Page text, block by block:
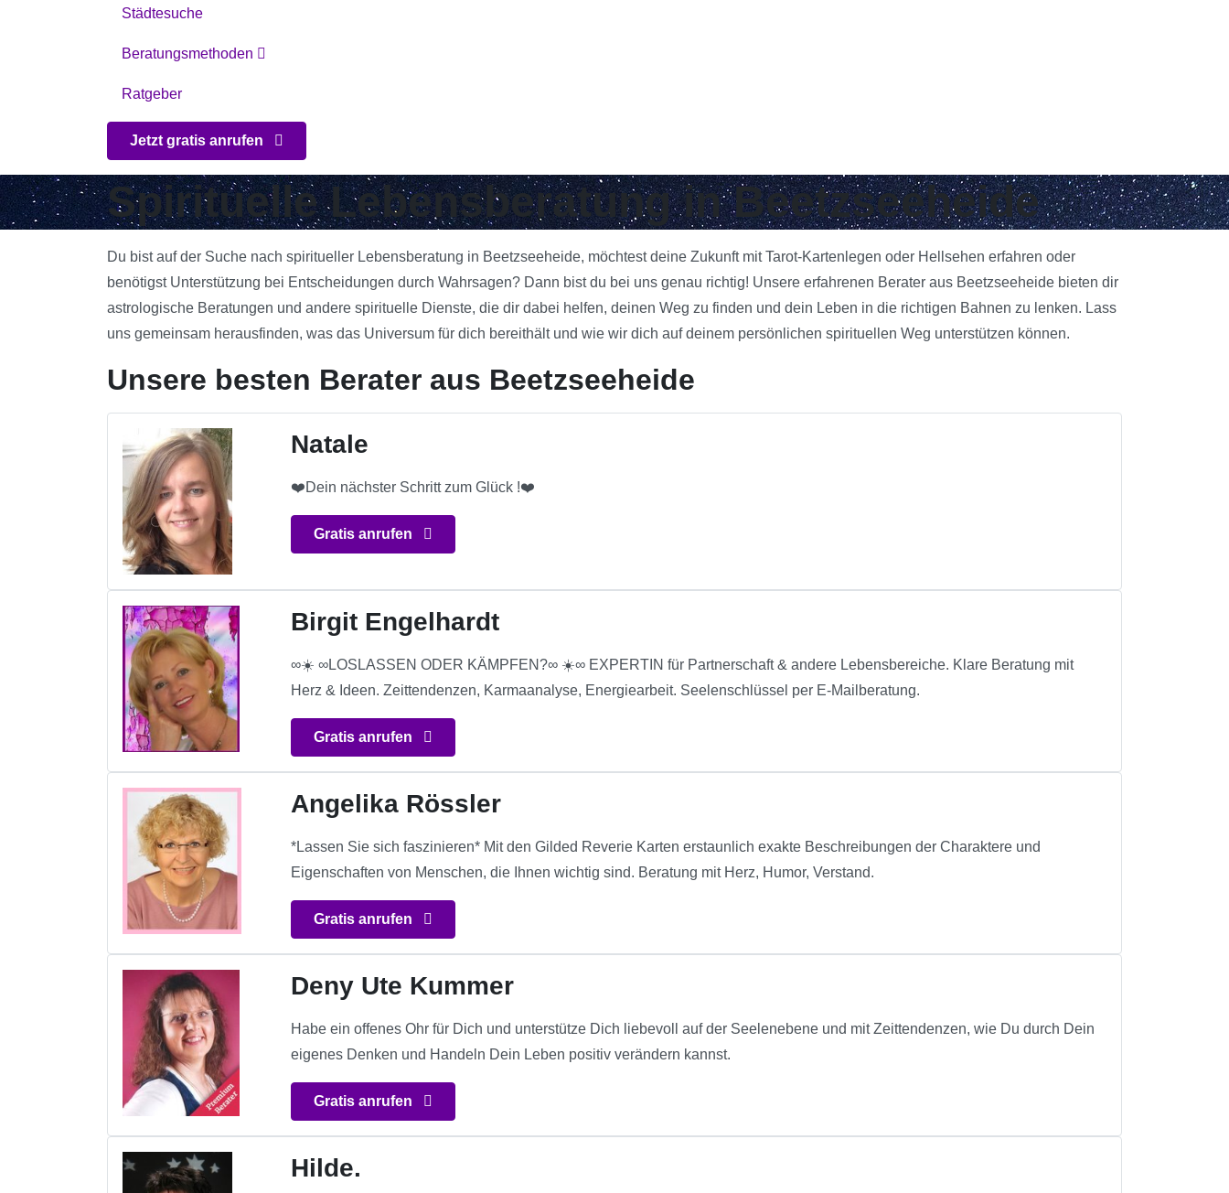
Städtesuche
Beratungsmethoden
Ratgeber
Jetzt gratis anrufen
Spirituelle Lebensberatung in Beetzseeheide
Du bist auf der Suche nach spiritueller Lebensberatung in Beetzseeheide, möchtest deine Zukunft mit Tarot-Kartenlegen oder Hellsehen erfahren oder
benötigst Unterstützung bei Entscheidungen durch Wahrsagen? Dann bist du bei uns genau richtig! Unsere erfahrenen Berater aus Beetzseeheide bieten dir
astrologische Beratungen und andere spirituelle Dienste, die dir dabei helfen, deinen Weg zu finden und dein Leben in die richtigen Bahnen zu lenken. Lass
uns gemeinsam herausfinden, was das Universum für dich bereithält und wie wir dich auf deinem persönlichen spirituellen Weg unterstützen können.
Unsere besten Berater aus Beetzseeheide
Natale
❤️Dein nächster Schritt zum Glück !❤️
Gratis anrufen
Birgit Engelhardt
∞☀️ ∞LOSLASSEN ODER KÄMPFEN?∞ ☀️∞ EXPERTIN für Partnerschaft & andere Lebensbereiche. Klare Beratung mit
Herz & Ideen. Zeittendenzen, Karmaanalyse, Energiearbeit. Seelenschlüssel per E-Mailberatung.
Gratis anrufen
Angelika Rössler
*Lassen Sie sich faszinieren* Mit den Gilded Reverie Karten erstaunlich exakte Beschreibungen der Charaktere und
Eigenschaften von Menschen, die Ihnen wichtig sind. Beratung mit Herz, Humor, Verstand.
Gratis anrufen
Deny Ute Kummer
Habe ein offenes Ohr für Dich und unterstütze Dich liebevoll auf der Seelenebene und mit Zeittendenzen, wie Du durch Dein
eigenes Denken und Handeln Dein Leben positiv verändern kannst.
Gratis anrufen
Hilde.